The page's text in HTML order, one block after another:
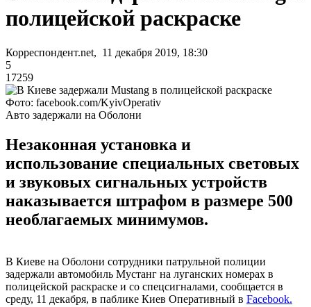
полицейской раскраске
Корреспондент.net, 11 декабря 2019, 18:30
5
17259
Фото: facebook.com/KyivOperativ
Авто задержали на Оболони
Незаконная установка и
использование специальных световых
и звуковых сигнальных устройств
наказывается штрафом в размере 500
необлагаемых минимумов.
В Киеве на Оболони сотрудники патрульной полиции
задержали автомобиль Мустанг на луганских номерах в
полицейской раскраске и со спецсигналами, сообщается в
среду, 11 декабря, в паблике Киев Оперативный в Facebook.